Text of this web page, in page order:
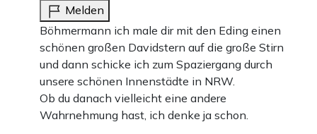
Melden
Böhmermann ich male dir mit den Eding einen
schönen großen Davidstern auf die große Stirn
und dann schicke ich zum Spaziergang durch
unsere schönen Innenstädte in NRW.
Ob du danach vielleicht eine andere
Wahrnehmung hast, ich denke ja schon.